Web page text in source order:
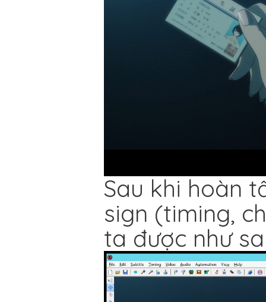
Sau khi hoàn
sign (timing,
ta được như